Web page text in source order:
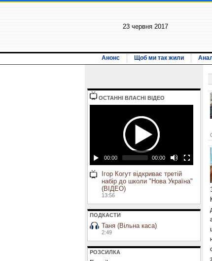
23 червня 2017
Анонс Щоб ми так жили
ОСТАННI ВЛАСНI ВIДЕО
00:00 00:00
Ігор Когут відкриває третій
набір до школи "Нова Україна"
(ВІДЕО)
13:56
ПОДКАСТИ
Таня (Вільна каса)
2:49
РОЗСИЛКА